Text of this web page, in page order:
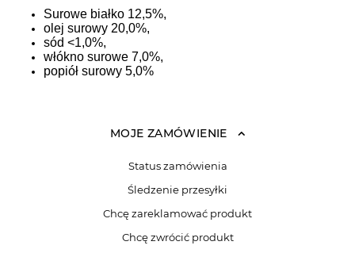
Surowe białko 12,5%,
olej surowy 20,0%,
sód <1,0%,
włókno surowe 7,0%,
popiół surowy 5,0%
MOJE ZAMÓWIENIE
Status zamówienia
Śledzenie przesyłki
Chcę zareklamować produkt
Chcę zwrócić produkt